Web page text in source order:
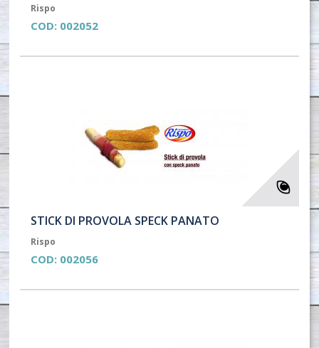
Rispo
COD: 002052
STICK DI PROVOLA SPECK PANATO
Rispo
COD: 002056